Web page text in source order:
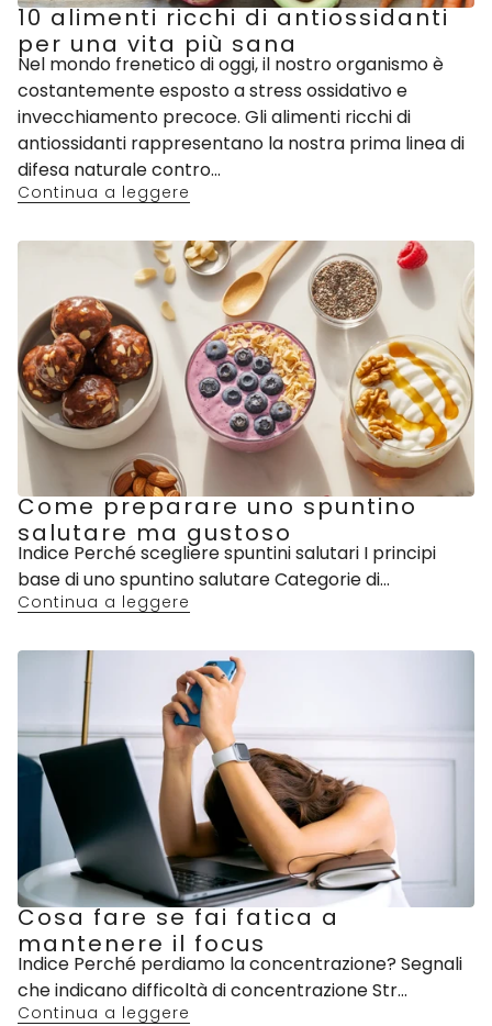
10 alimenti ricchi di antiossidanti
per una vita più sana
Nel mondo frenetico di oggi, il nostro organismo è
costantemente esposto a stress ossidativo e
invecchiamento precoce. Gli alimenti ricchi di
antiossidanti rappresentano la nostra prima linea di
difesa naturale contro...
Continua a leggere
Come preparare uno spuntino
salutare ma gustoso
Indice Perché scegliere spuntini salutari I principi
base di uno spuntino salutare Categorie di...
Continua a leggere
Cosa fare se fai fatica a
mantenere il focus
Indice Perché perdiamo la concentrazione? Segnali
che indicano difficoltà di concentrazione Str...
Continua a leggere